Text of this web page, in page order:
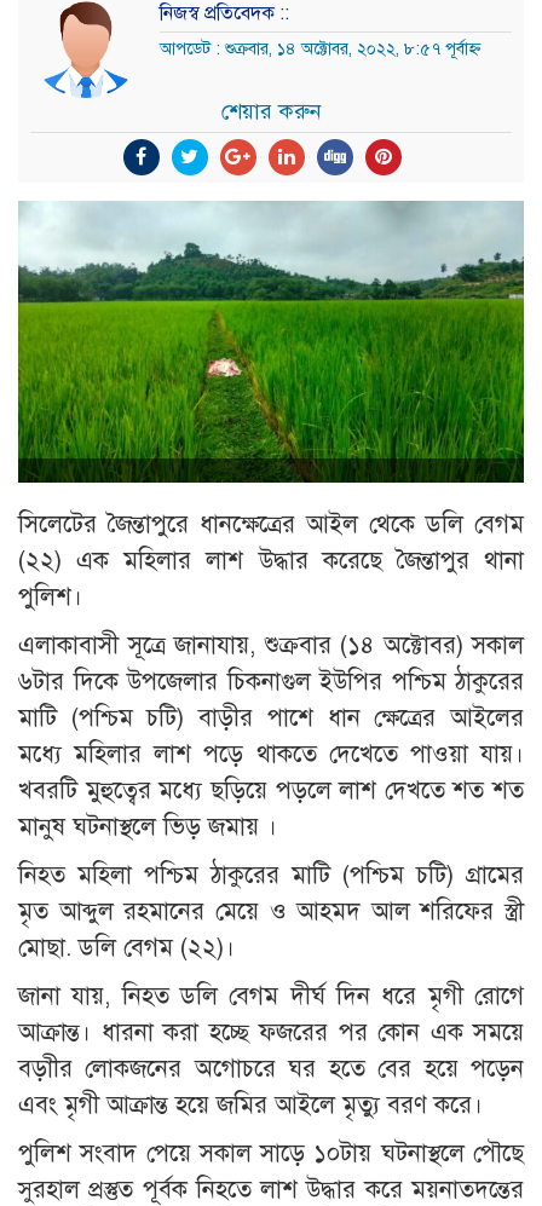
নিজস্ব প্রতিবেদক ::
আপডেট : শুক্রবার, ১৪ অক্টোবর, ২০২২, ৮:৫৭ পূর্বাহ্ন
শেয়ার করুন
সিলেটের জৈন্তাপুরে ধানক্ষেত্রের আইল থেকে ডলি বেগম
(২২) এক মহিলার লাশ উদ্ধার করেছে জৈন্তাপুর থানা
পুলিশ।
এলাকাবাসী সূত্রে জানাযায়, শুক্রবার (১৪ অক্টোবর) সকাল
৬টার দিকে উপজেলার চিকনাগুল ইউপির পশ্চিম ঠাকুরের
মাটি (পশ্চিম চটি) বাড়ীর পাশে ধান ক্ষেত্রের আইলের
মধ্যে মহিলার লাশ পড়ে থাকতে দেখেতে পাওয়া যায়।
খবরটি মুহুত্বের মধ্যে ছড়িয়ে পড়লে লাশ দেখতে শত শত
মানুষ ঘটনাস্থলে ভিড় জমায় ।
নিহত মহিলা পশ্চিম ঠাকুরের মাটি (পশ্চিম চটি) গ্রামের
মৃত আব্দুল রহমানের মেয়ে ও আহমদ আল শরিফের স্ত্রী
মোছা. ডলি বেগম (২২)।
জানা যায়, নিহত ডলি বেগম দীর্ঘ দিন ধরে মৃগী রোগে
আক্রান্ত। ধারনা করা হচ্ছে ফজরের পর কোন এক সময়ে
বড়াীর লোকজনের অগোচরে ঘর হতে বের হয়ে পড়েন
এবং মৃগী আক্রান্ত হয়ে জমির আইলে মৃত্যু বরণ করে।
পুলিশ সংবাদ পেয়ে সকাল সাড়ে ১০টায় ঘটনাস্থলে পৌছে
সুরহাল প্রস্তুত পূর্বক নিহতে লাশ উদ্ধার করে ময়নাতদন্তের